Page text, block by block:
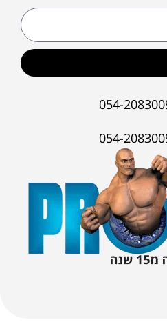
054-
054-